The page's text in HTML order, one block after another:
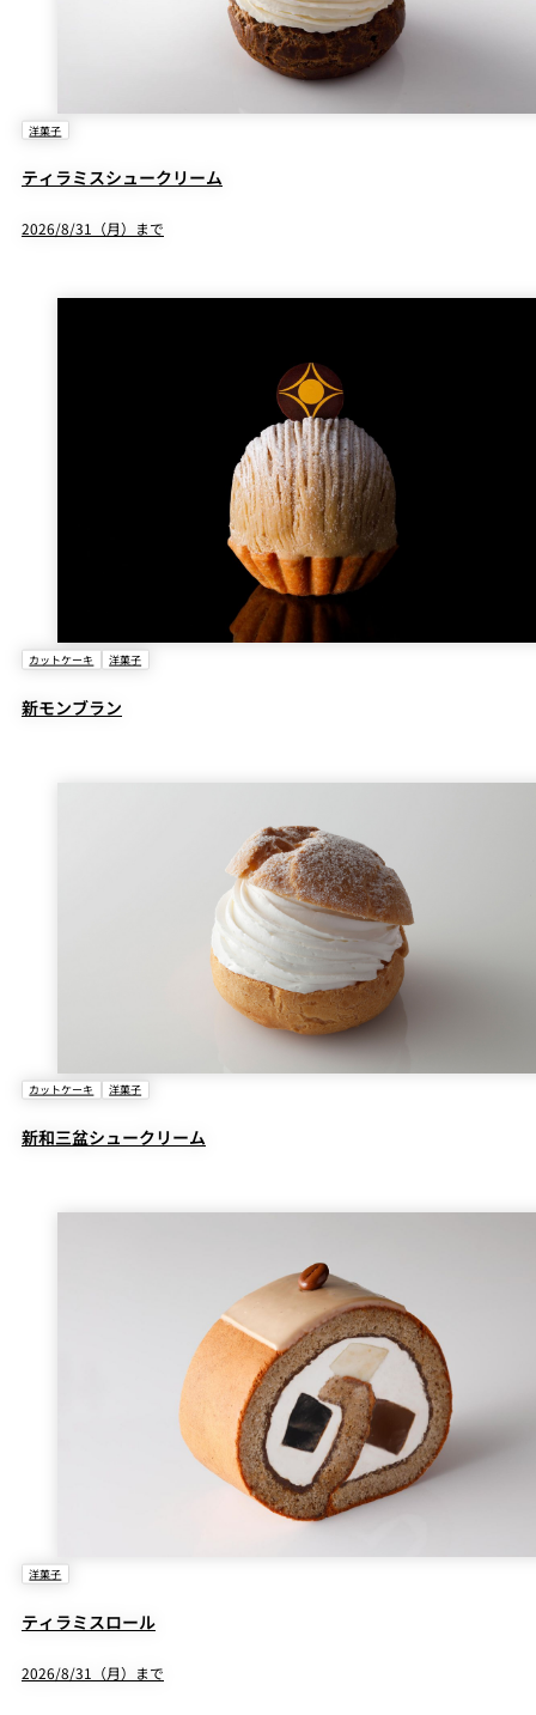
洋菓子
ティラミスシュークリーム
2026/8/31（月）まで
カットケーキ 洋菓子
新モンブラン
カットケーキ 洋菓子
新和三盆シュークリーム
洋菓子
ティラミスロール
2026/8/31（月）まで